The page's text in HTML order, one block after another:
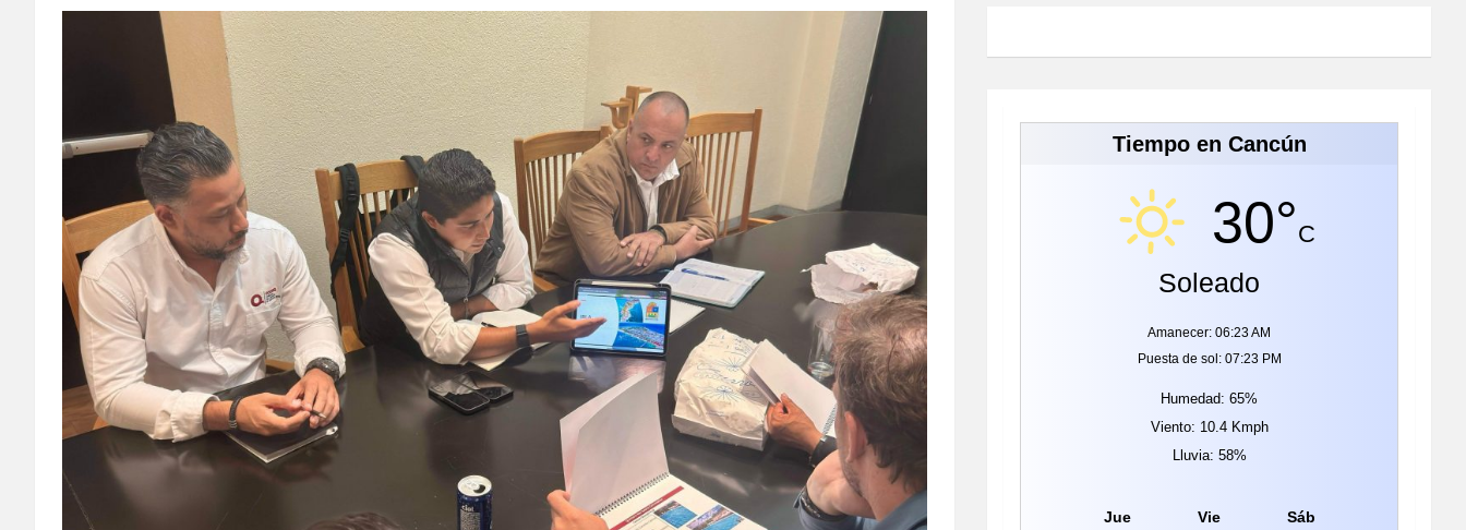
Tiempo en Cancún
30°C
Soleado
Amanecer: 06:23 AM
Puesta de sol: 07:23 PM
Humedad: 65%
Viento: 10.4 Kmph
Lluvia: 58%
Jue Vie Sáb